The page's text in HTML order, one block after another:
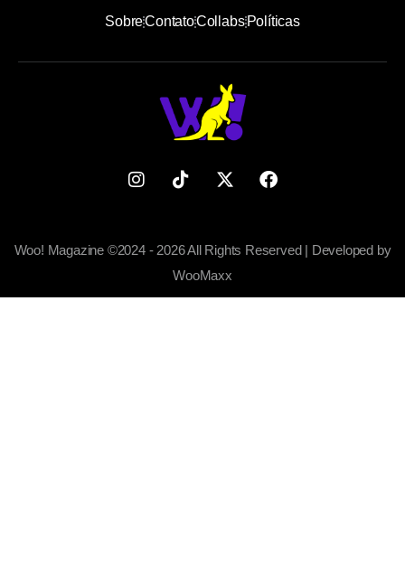
SobreContatoCollabsPolíticas
Woo! Magazine ©2024 - 2026 All Rights Reserved | Developed by
WooMaxx